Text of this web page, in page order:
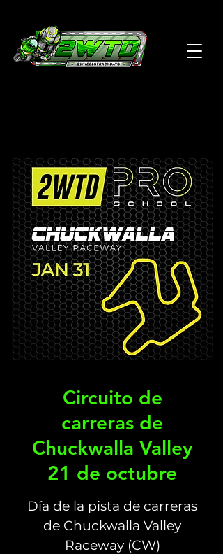
Circuito de
carreras de
Chuckwalla Valley
21 de octubre
Día de la pista de carreras
de Chuckwalla Valley
Raceway (CW)